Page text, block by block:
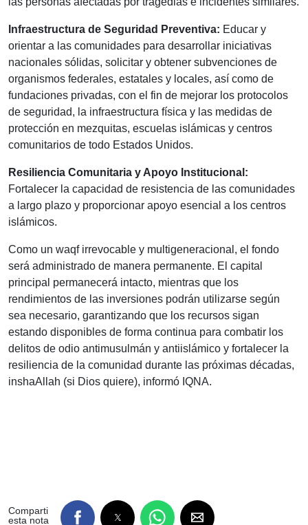
Infraestructura de Seguridad Preventiva: Educar y
orientar a las comunidades para desarrollar iniciativas
nacionales sólidas, solicitar y obtener subvenciones de
organismos federales, estatales y locales, así como de
fundaciones privadas, con el fin de mejorar los protocolos
de seguridad, la infraestructura física y las medidas de
protección en mezquitas, escuelas islámicas y centros
comunitarios de todo Estados Unidos.
Resiliencia Comunitaria y Apoyo Institucional:
Fortalecer la capacidad de resistencia de las comunidades
a largo plazo y proporcionar apoyo esencial a los centros
islámicos.
Como un waqf irrevocable y multigeneracional, el fondo
será administrado de manera permanente. El capital
principal permanecerá intacto, mientras que los
rendimientos de las inversiones podrán utilizarse según
sea necesario, garantizando que los recursos sigan
estando disponibles de forma continua para combatir los
delitos de odio antimusulmán y antiislámico y fortalecer la
resiliencia de la comunidad durante las próximas décadas,
inshaAllah (si Dios quiere), informó IQNA.
Comparti
esta nota